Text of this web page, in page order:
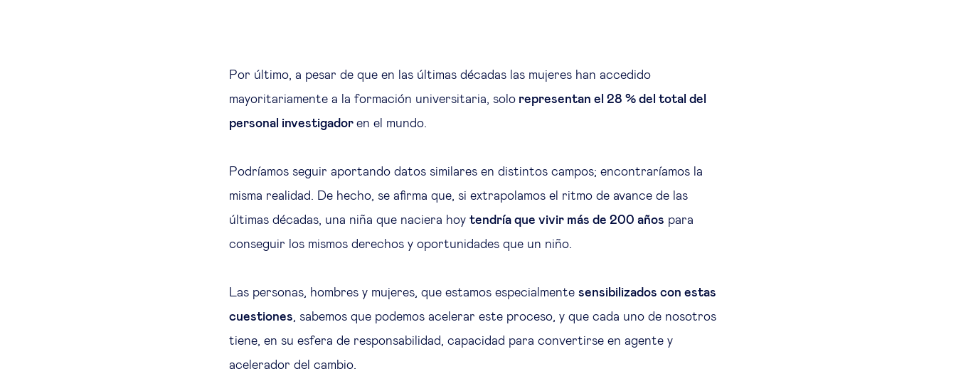
Por último, a pesar de que en las últimas décadas las mujeres han accedido
mayoritariamente a la formación universitaria, solo representan el 28 % del total del
personal investigador en el mundo.
Podríamos seguir aportando datos similares en distintos campos; encontraríamos la
misma realidad. De hecho, se afirma que, si extrapolamos el ritmo de avance de las
últimas décadas, una niña que naciera hoy tendría que vivir más de 200 años para
conseguir los mismos derechos y oportunidades que un niño.
Las personas, hombres y mujeres, que estamos especialmente sensibilizados con estas
cuestiones, sabemos que podemos acelerar este proceso, y que cada uno de nosotros
tiene, en su esfera de responsabilidad, capacidad para convertirse en agente y
acelerador del cambio.